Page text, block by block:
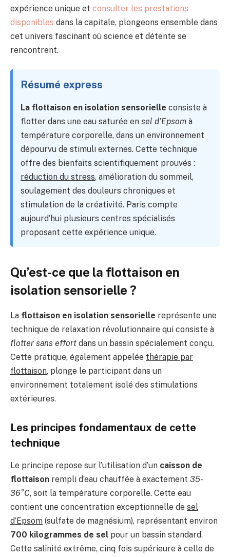
expérience unique et consulter les prestations
disponibles dans la capitale, plongeons ensemble dans
cet univers fascinant où science et détente se
rencontrent.
Résumé express
La flottaison en isolation sensorielle consiste à
flotter dans une eau saturée en sel d’Epsom à
température corporelle, dans un environnement
dépourvu de stimuli externes. Cette technique
offre des bienfaits scientifiquement prouvés :
réduction du stress, amélioration du sommeil,
soulagement des douleurs chroniques et
stimulation de la créativité. Paris compte
aujourd’hui plusieurs centres spécialisés
proposant cette expérience unique.
Qu’est-ce que la flottaison en
isolation sensorielle ?
La flottaison en isolation sensorielle représente une
technique de relaxation révolutionnaire qui consiste à
flotter sans effort dans un bassin spécialement conçu.
Cette pratique, également appelée thérapie par
flottaison, plonge le participant dans un
environnement totalement isolé des stimulations
extérieures.
Les principes fondamentaux de cette
technique
Le principe repose sur l’utilisation d’un caisson de
flottaison rempli d’eau chauffée à exactement 35-
36°C, soit la température corporelle. Cette eau
contient une concentration exceptionnelle de sel
d’Epsom (sulfate de magnésium), représentant environ
700 kilogrammes de sel pour un bassin standard.
Cette salinité extrême, cinq fois supérieure à celle de